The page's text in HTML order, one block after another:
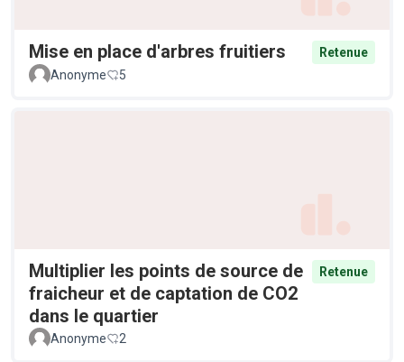
Mise en place d'arbres fruitiers
Retenue
Anonyme
5
Multiplier les points de source de
fraicheur et de captation de CO2
dans le quartier
Retenue
Anonyme 2